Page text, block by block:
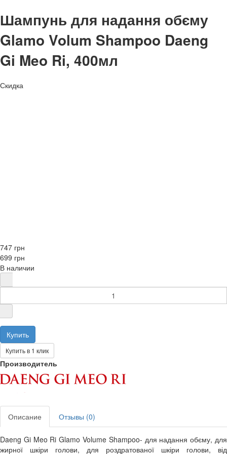
Шампунь для надання обєму
Glamo Volum Shampoo Daeng
Gi Meo Ri, 400мл
Скидка
747 грн
699 грн
В наличии
Купить в 1 клик
Производитель
Описание Отзывы (0)
Daeng Gi Meo Ri Glamo Volume Shampoo- для надання обєму, для
жирної шкіри голови, для роздратованої шкіри голови, від